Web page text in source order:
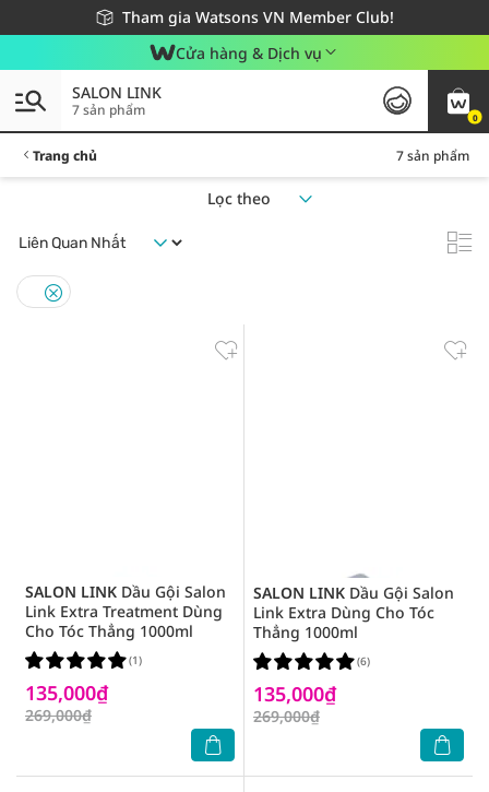
Tham gia Watsons VN Member Club!
Miễn phí giao hàng cho đơn hàng từ 249,000Đ
Giao hàng nhanh 24h - Áp dụng khu vực TP. Hồ Chí Minh
Cửa hàng & Dịch vụ
0
SALON LINK
7 sản phẩm
Trang chủ 7 sản phẩm
Lọc theo
SALON LINK Dầu Gội Salon
Link Extra Treatment Dùng
Cho Tóc Thẳng 1000ml
135,000₫
269,000₫
(1)
SALON LINK Dầu Gội Salon
Link Extra Dùng Cho Tóc
Thẳng 1000ml
135,000₫
269,000₫
(6)